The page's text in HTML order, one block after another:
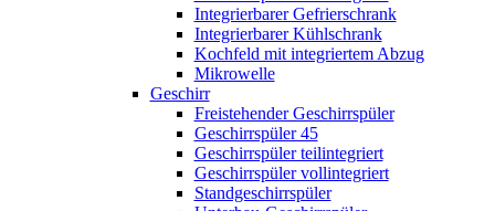
Integrierbarer Gefrierschrank
Integrierbarer Kühlschrank
Kochfeld mit integriertem Abzug
Mikrowelle
Geschirr
Freistehender Geschirrspüler
Geschirrspüler 45
Geschirrspüler teilintegriert
Geschirrspüler vollintegriert
Standgeschirrspüler